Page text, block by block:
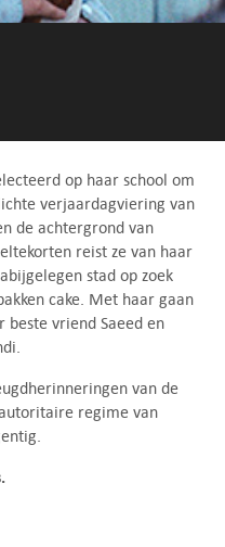
op haar school om
verjaardagviering van
de achtergrond van
reist ze van haar
stad op zoek
cake. Met haar gaan
vriend Saeed en
van de
regime van